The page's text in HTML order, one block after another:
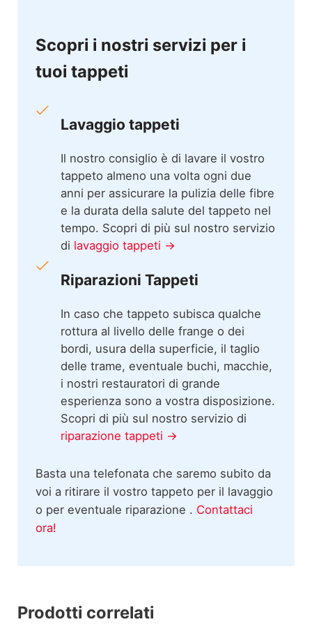
Scopri i nostri servizi per i
tuoi tappeti
Lavaggio tappeti
Il nostro consiglio è di lavare il vostro
tappeto almeno una volta ogni due
anni per assicurare la pulizia delle fibre
e la durata della salute del tappeto nel
tempo. Scopri di più sul nostro servizio
di lavaggio tappeti →
Riparazioni Tappeti
In caso che tappeto subisca qualche
rottura al livello delle frange o dei
bordi, usura della superficie, il taglio
delle trame, eventuale buchi, macchie,
i nostri restauratori di grande
esperienza sono a vostra disposizione.
Scopri di più sul nostro servizio di
riparazione tappeti →
Basta una telefonata che saremo subito da
voi a ritirare il vostro tappeto per il lavaggio
o per eventuale riparazione . Contattaci
ora!
Prodotti correlati